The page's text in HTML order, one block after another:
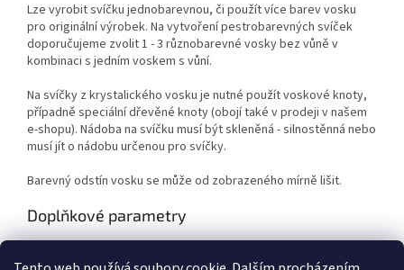
Lze vyrobit svíčku jednobarevnou, či použít více barev vosku
pro originální výrobek. Na vytvoření pestrobarevných svíček
doporučujeme zvolit 1 - 3 různobarevné vosky bez vůně v
kombinaci s jedním voskem s vůní.
Na svíčky z krystalického vosku je nutné použít voskové knoty,
případně speciální dřevěné knoty (obojí také v prodeji v našem
e-shopu). Nádoba na svíčku musí být skleněná - silnostěnná nebo
musí jít o nádobu určenou pro svíčky.
Barevný odstín vosku se může od zobrazeného mírně lišit.
Doplňkové parametry